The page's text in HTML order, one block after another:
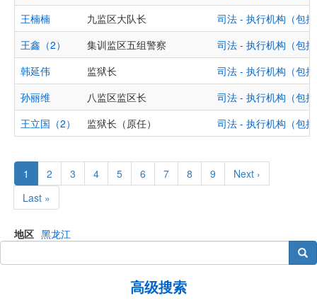
王楠楠
九监区大队长
司法 - 执行机构（包
王鑫（2）
集训监区五组警察
司法 - 执行机构（包
韩延伟
监狱长
司法 - 执行机构（包
孙丽维
八监区监区长
司法 - 执行机构（包
王立国（2）
监狱长（原任） 司法 - 执行机构（包
Pagination
Current
page
1 Page
2 Page
3 Page
4 Page
5 Page
6 Page
7 Page
8 Page
9
Next
page
Next ›
Last
page
Last »
地区 黑龙江
搜索
高级搜索